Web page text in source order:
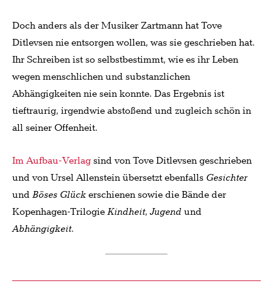
Doch anders als der Musiker Zartmann hat Tove
Ditlevsen nie entsorgen wollen, was sie geschrieben hat.
Ihr Schreiben ist so selbstbestimmt, wie es ihr Leben
wegen menschlichen und substanzlichen
Abhängigkeiten nie sein konnte. Das Ergebnis ist
tieftraurig, irgendwie abstoßend und zugleich schön in
all seiner Offenheit.
Im Aufbau-Verlagsind von Tove Ditlevsen geschrieben
und von Ursel Allenstein übersetzt ebenfalls Gesichter
und Böses Glückerschienen sowie die Bände der
Kopenhagen-TrilogieKindheit,Jugend und
Abhängigkeit.